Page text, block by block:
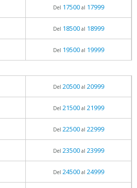
Del 17500al 17999
Del 18500al 18999
Del 19500al 19999
Del 20500al 20999
Del 21500al 21999
Del 22500al 22999
Del 23500al 23999
Del 24500al 24999